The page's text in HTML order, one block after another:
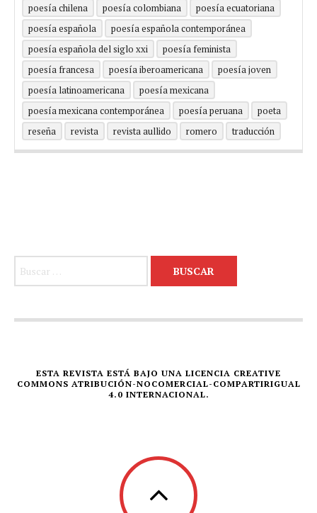
poesía chilena
poesía colombiana
poesía ecuatoriana
poesía española
poesía española contemporánea
poesía española del siglo xxi
poesía feminista
poesía francesa
poesía iberoamericana
poesía joven
poesía latinoamericana
poesía mexicana
poesía mexicana contemporánea
poesía peruana
poeta
reseña
revista revista aullido romero traducción
ESTA REVISTA ESTÁ BAJO UNA LICENCIA CREATIVE
COMMONS ATRIBUCIÓN-NOCOMERCIAL-COMPARTIRIGUAL
4.0 INTERNACIONAL.